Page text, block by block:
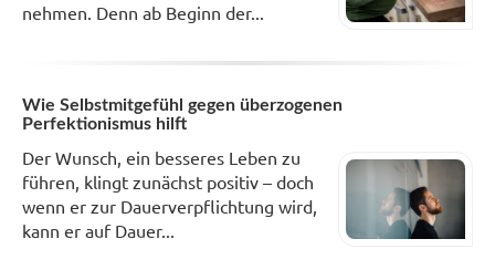
nehmen. Denn ab Beginn der...
Wie Selbstmitgefühl gegen überzogenen
Perfektionismus hilft
Der Wunsch, ein besseres Leben zu
führen, klingt zunächst positiv – doch
wenn er zur Dauerverpflichtung wird,
kann er auf Dauer...